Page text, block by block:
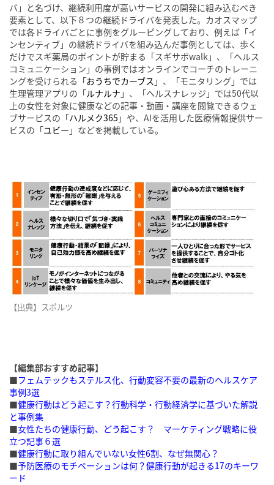
バ」と名づけ、継続利用度が高いサービスの開発に組み込むべき
要素として、以下８つの継続ドライバを発表した。カオスマップ
では各ドライバごとに事例をグルーピングしており、例えば「イ
ンセンティブ」の継続ドライバを組み込んだ事例としては、歩く
だけでスギ薬局のポイントが貯まる「スギサポwalk」、「ヘルス
コミュニケーション」の事例ではオンラインでコーチのトレーニ
ングを受けられる「おうちでカーブス 」、「モニタリング」では
生理管理アプリの「ルナルナ 」、「ヘルスナレッジ」では50代以
上の女性を対象に健康などの記事・動画・講座を閲覧できるウェ
ブサービスの「ハルメク365 」や、AIを活用した医療情報提供サー
ビスの「ユビー 」などを掲載している。
【出典】スポルツ
【編集部おすすめ記事】
■フェムテックもステルス化、行動変容不要の最新のヘルスケア
事例3選
■健康行動はどう起こす？行動科学・行動経済学に基づいた解説
と事例集
■女性たちの健康行動、どう起こす？ マーケティング戦略に役
立つ記事６選
■健康行動に取り組んでいない女性6割、なぜ無関心？
■予防医療のモチベーションは何？健康行動が起きる17のキーワ
ード